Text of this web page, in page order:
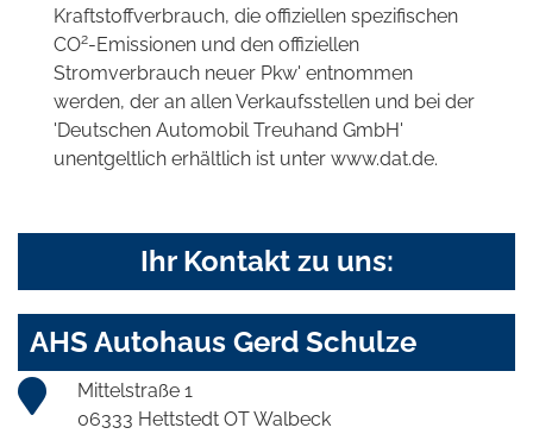
Kraftstoffverbrauch, die offiziellen spezifischen
CO2-Emissionen und den offiziellen
Stromverbrauch neuer Pkw' entnommen
werden, der an allen Verkaufsstellen und bei der
'Deutschen Automobil Treuhand GmbH'
unentgeltlich erhältlich ist unter www.dat.de.
Ihr Kontakt zu uns:
AHS Autohaus Gerd Schulze
Mittelstraße 1
06333 Hettstedt OT Walbeck